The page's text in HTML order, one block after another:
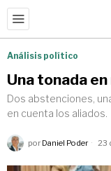
Análisis político
Una tonada
Dos abstenciones,
en cuenta los aliados.
por Daniel Poder 23